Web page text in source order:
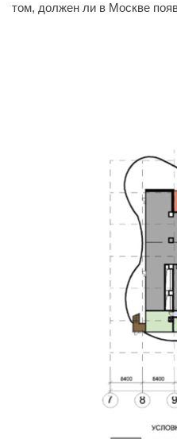
том, должен ли в Москве